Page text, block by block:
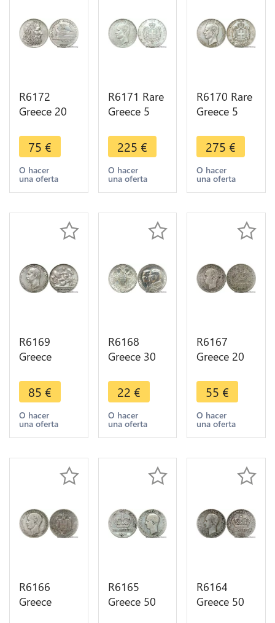
R6172
Greece 20
Poséidon
1930 Silver
AU -> Make
offer
75 €
O hacer
una oferta
R6171 Rare
Greece 5
George I
1876 A
Paris Silver -
> Make
225 €
O hacer
una oferta
R6170 Rare
Greece 5
George I
1875 A
Paris Silver -
> Make
275 €
O hacer
una oferta
R6169
Greece
George I
1911 A
Paris Silver -
> Make
85 €
O hacer
una oferta
R6168
Greece 30
Constantin
II 1964
Silver ->
Make offer
22 €
O hacer
una oferta
R6167
Greece 20
George I
1883 A
Paris Silver
Quality ->
55 €
O hacer
una oferta
R6166
Greece
R6165
Greece 50
R6164
Greece 50